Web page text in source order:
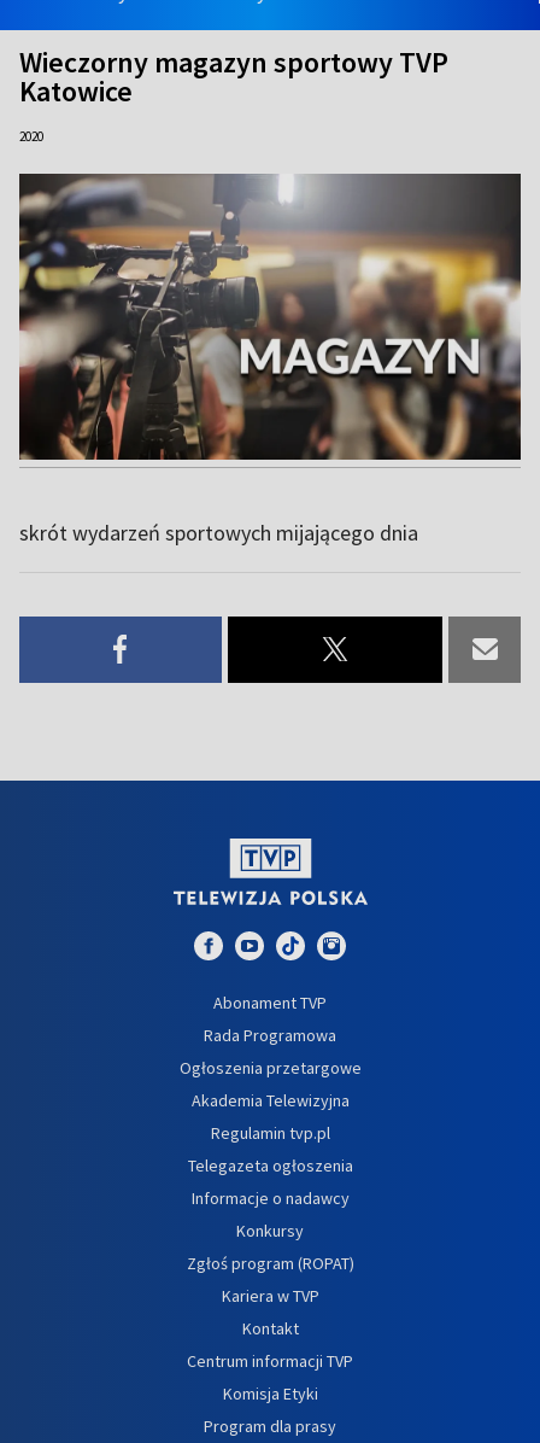
Wieczorny magazyn sportowy TVP
Katowice
2020
skrót wydarzeń sportowych mijającego dnia
Abonament TVP
Rada Programowa
Ogłoszenia przetargowe
Akademia Telewizyjna
Regulamin tvp.pl
Telegazeta ogłoszenia
Informacje o nadawcy
Konkursy
Zgłoś program (ROPAT)
Kariera w TVP
Kontakt
Centrum informacji TVP
Komisja Etyki
Program dla prasy